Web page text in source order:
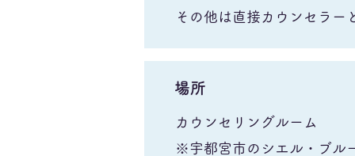
その他は直接カウンセラー
場所
カウンセリングルーム
​※宇都宮市のシエル・ブル